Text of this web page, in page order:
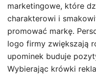
marketingowe, które
charakterowi i
promować markę.
logo firmy zwiększają
upominek buduje
Wybierając krówki